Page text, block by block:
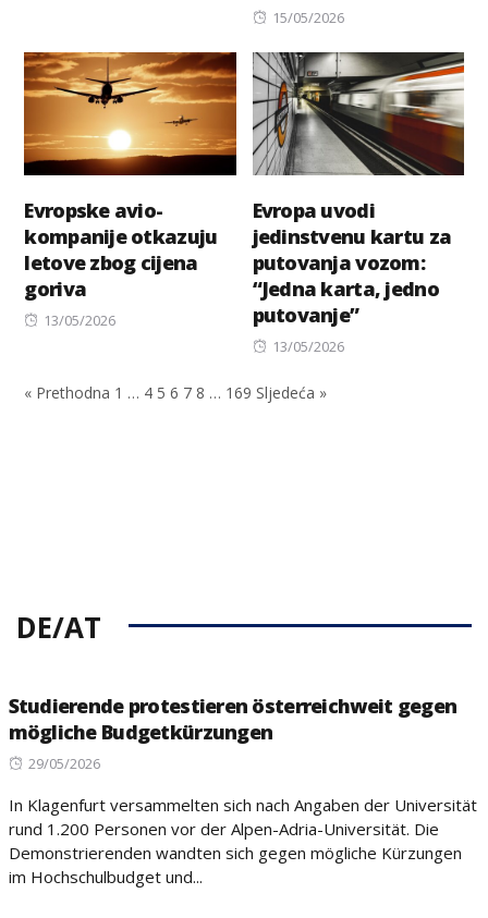
Posted
15/05/2026
Evropske avio-
kompanije otkazuju
letove zbog cijena
goriva
Posted
13/05/2026
Evropa uvodi
jedinstvenu kartu za
putovanja vozom:
“Jedna karta, jedno
putovanje”
Posted
13/05/2026
« Prethodna 1 … 4 5 6 7 8 … 169 Sljedeća »
DE/AT
Studierende protestieren österreichweit gegen
mögliche Budgetkürzungen
Posted
29/05/2026
In Klagenfurt versammelten sich nach Angaben der Universität
rund 1.200 Personen vor der Alpen-Adria-Universität. Die
Demonstrierenden wandten sich gegen mögliche Kürzungen
im Hochschulbudget und...